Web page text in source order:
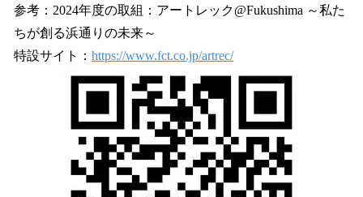
参考：2024年度の取組：アートレック@Fukushima ～私た
ちが創る浜通りの未来～
特設サイト： https://www.fct.co.jp/artrec/